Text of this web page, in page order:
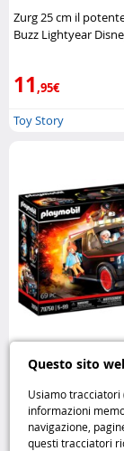
Questo sito
Usiamo tracciatori
informazioni
navigazione,
questi tracciatori
Zurg 25 cm il
Buzz Lightyear
11,95€
Toy Story
Playmobil Furgone
azione e avventura
ruote Playmobil
37,95€